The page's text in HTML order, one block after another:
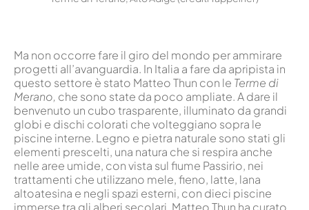
Ma non occorre fare il giro del mondo per ammirare
progetti all’avanguardia. In Italia a fare da apripista in
questo settore è stato Matteo Thun con le Terme di
Merano, che sono state da poco ampliate. A dare il
benvenuto un cubo trasparente, illuminato da grandi
globi e dischi colorati che volteggiano sopra le
piscine interne. Legno e pietra naturale sono stati gli
elementi prescelti, una natura che si respira anche
nelle aree umide, con vista sul fiume Passirio, nei
trattamenti che utilizzano mele, fieno, latte, lana
altoatesina e negli spazi esterni, con dieci piscine
immerse tra gli alberi secolari. Matteo Thun ha curato